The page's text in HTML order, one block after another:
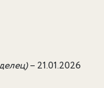
– 21.01.2026